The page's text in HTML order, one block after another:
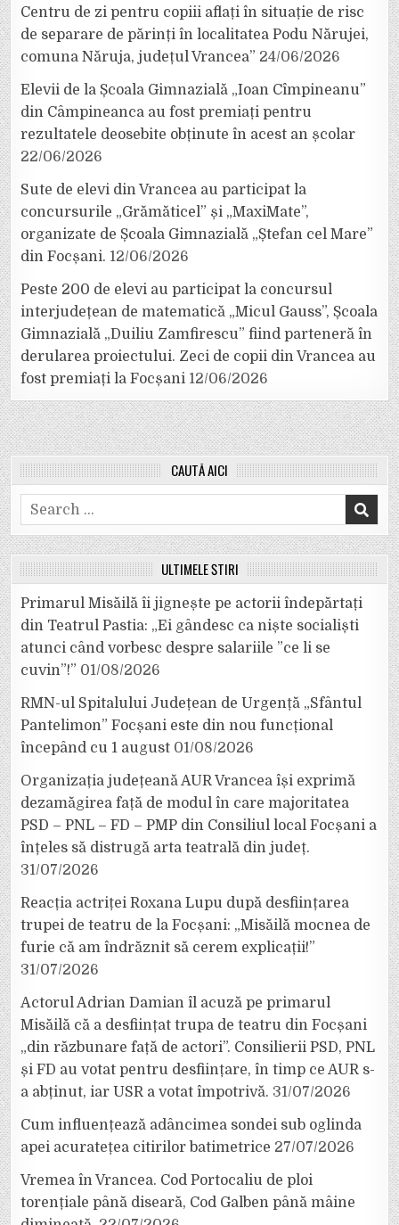
Centru de zi pentru copiii aflați în situație de risc
de separare de părinți în localitatea Podu Nărujei,
comuna Năruja, județul Vrancea” 24/06/2026
Elevii de la Școala Gimnazială „Ioan Cîmpineanu”
din Câmpineanca au fost premiați pentru
rezultatele deosebite obținute în acest an școlar
22/06/2026
Sute de elevi din Vrancea au participat la
concursurile „Grămăticel” și „MaxiMate”,
organizate de Școala Gimnazială „Ștefan cel Mare”
din Focșani. 12/06/2026
Peste 200 de elevi au participat la concursul
interjudețean de matematică „Micul Gauss”, Școala
Gimnazială „Duiliu Zamfirescu” fiind parteneră în
derularea proiectului. Zeci de copii din Vrancea au
fost premiați la Focșani 12/06/2026
CAUTĂ AICI
Search
for:
ULTIMELE ȘTIRI
Primarul Misăilă îi jignește pe actorii îndepărtați
din Teatrul Pastia: „Ei gândesc ca niște socialiști
atunci când vorbesc despre salariile ”ce li se
cuvin”!” 01/08/2026
RMN-ul Spitalului Județean de Urgență „Sfântul
Pantelimon” Focșani este din nou funcțional
începând cu 1 august 01/08/2026
Organizația județeană AUR Vrancea își exprimă
dezamăgirea față de modul în care majoritatea
PSD – PNL – FD – PMP din Consiliul local Focșani a
înțeles să distrugă arta teatrală din județ.
31/07/2026
Reacția actriței Roxana Lupu după desființarea
trupei de teatru de la Focșani: „Misăilă mocnea de
furie că am îndrăznit să cerem explicații!”
31/07/2026
Actorul Adrian Damian îl acuză pe primarul
Misăilă că a desființat trupa de teatru din Focșani
„din răzbunare față de actori”. Consilierii PSD, PNL
și FD au votat pentru desființare, în timp ce AUR s-
a abținut, iar USR a votat împotrivă. 31/07/2026
Cum influențează adâncimea sondei sub oglinda
apei acuratețea citirilor batimetrice 27/07/2026
Vremea în Vrancea. Cod Portocaliu de ploi
torențiale până diseară, Cod Galben până mâine